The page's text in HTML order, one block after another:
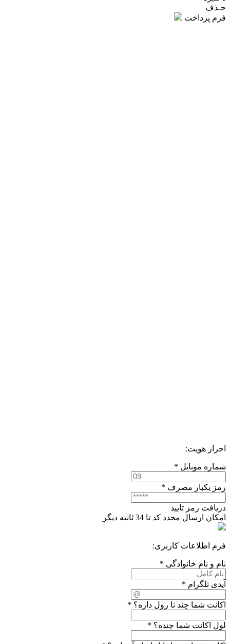
حـذف
فرم پرداخت
احراز هویت:
شماره موبایل *
رمز یکبار مصرف *
دریافت رمز تایید
امکان ارسال مجدد کد تا 34 ثانیه دیگر
فرم اطلاعات کاربری:
نام و نام خانوادگی *
آیدی تلگرام *
اکانت شما چند تا رول داره؟ *
لول اکانت شما چنده؟ *